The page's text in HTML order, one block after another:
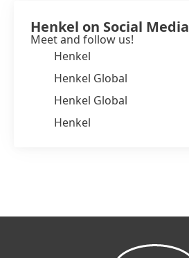
Henkel on Social Media
Meet and follow us!
Henkel
Henkel Global
Henkel Global
Henkel